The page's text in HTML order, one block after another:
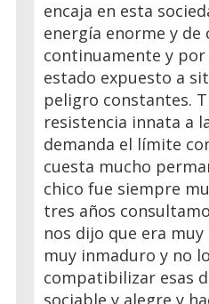
encaja en esta
energía enorme y
continuamente y
estado expuesto a
peligro constantes.
resistencia innata a
demanda el límite
cuesta mucho
chico fue siempre
tres años
nos dijo que era
muy inmaduro y no
compatibilizar esas
sociable y alegre y